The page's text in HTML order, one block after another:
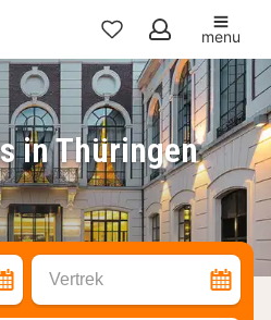
Mijn
favorieten
menu
in Thüringen
Vertrek